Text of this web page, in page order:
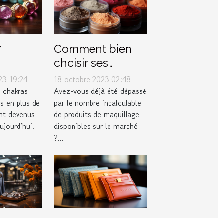
bien
?
19:24
en plus de
devenus
Comment bien
choisir ses
produits de
maquillage selon
son type de peau
?
18 octobre 2023 02:48
Avez-vous déjà été dépassé
par le nombre incalculable
de produits de maquillage
disponibles sur le marché
?...